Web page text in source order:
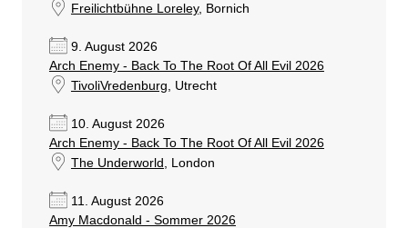
Freilichtbühne Loreley, Bornich
9. August 2026
Arch Enemy - Back To The Root Of All Evil 2026
TivoliVredenburg , Utrecht
10. August 2026
Arch Enemy - Back To The Root Of All Evil 2026
The Underworld
, London
11. August 2026
Amy Macdonald - Sommer 2026